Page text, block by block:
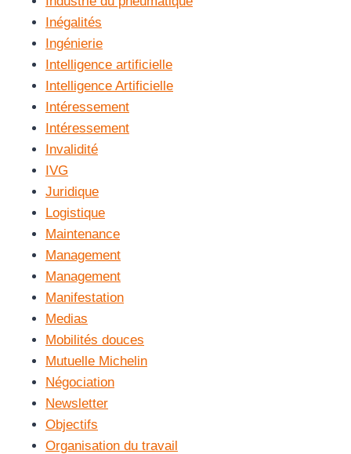
Inégalités
Ingénierie
Intelligence artificielle
Intelligence Artificielle
Intéressement
Intéressement
Invalidité
IVG
Juridique
Logistique
Maintenance
Management
Management
Manifestation
Medias
Mobilités douces
Mutuelle Michelin
Négociation
Newsletter
Objectifs
Organisation du travail